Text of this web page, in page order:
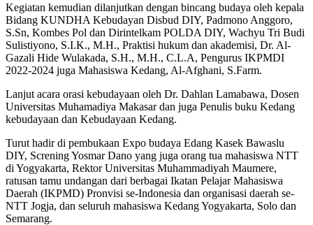
Kegiatan kemudian dilanjutkan dengan bincang budaya oleh kepala
Bidang KUNDHA Kebudayan Disbud DIY, Padmono Anggoro,
S.Sn, Kombes Pol dan Dirintelkam POLDA DIY, Wachyu Tri Budi
Sulistiyono, S.I.K., M.H., Praktisi hukum dan akademisi, Dr. Al-
Gazali Hide Wulakada, S.H., M.H., C.L.A, Pengurus IKPMDI
2022-2024 juga Mahasiswa Kedang, Al-Afghani, S.Farm.
Lanjut acara orasi kebudayaan oleh Dr. Dahlan Lamabawa, Dosen
Universitas Muhamadiya Makasar dan juga Penulis buku Kedang
kebudayaan dan Kebudayaan Kedang.
Turut hadir di pembukaan Expo budaya Edang Kasek Bawaslu
DIY, Screning Yosmar Dano yang juga orang tua mahasiswa NTT
di Yogyakarta, Rektor Universitas Muhammadiyah Maumere,
ratusan tamu undangan dari berbagai Ikatan Pelajar Mahasiswa
Daerah (IKPMD) Pronvisi se-Indonesia dan organisasi daerah se-
NTT Jogja, dan seluruh mahasiswa Kedang Yogyakarta, Solo dan
Semarang.